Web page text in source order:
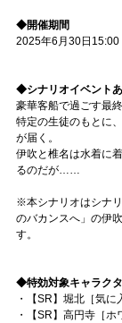
◆開催期間
2025年6月30日
◆シナリオイベント
豪華客船で過ごす最終
特定の生徒のもとに
が届く。
伊吹と椎名は水着に
るのだが……
※本シナリオはシナ
のバカンスへ」の伊
す。
◆特効対象キャラク
・【SR】堀北［気に
・【SR】高円寺［ホ